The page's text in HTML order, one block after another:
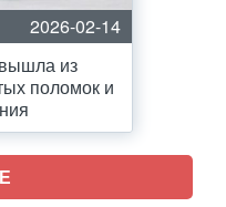
2026-02-14
из
поломок и